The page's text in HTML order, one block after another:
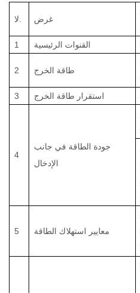
لا. غرض
1
القنوات الرئيسية
2 طاقة الخرج
3
استقرار طاقة الخرج
4
جودة الطاقة في جانب
الإدخال
5 معايير استهلاك الطاقة